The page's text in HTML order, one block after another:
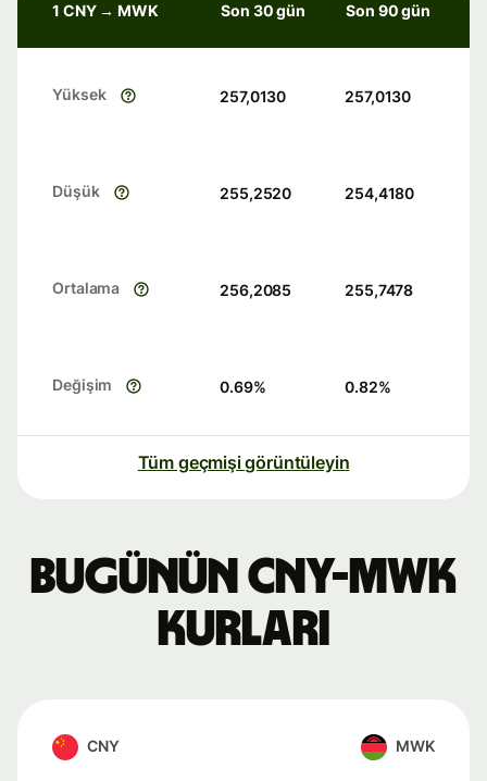
1 CNY → MWK Son 30 gün Son 90 gün
Yüksek 257,0130 257,0130
Düşük 255,2520 254,4180
Ortalama 256,2085 255,7478
Değişim 0.69% 0.82%
Tüm geçmişi görüntüleyin
Bugünün CNY-MWK
kurları
CNY MWK